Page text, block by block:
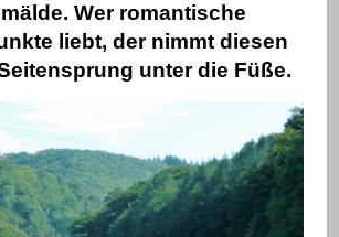
Wer romantische
liebt, der nimmt diesen
unter die Füße.